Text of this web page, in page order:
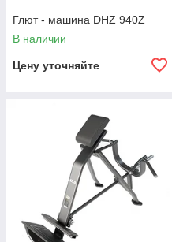
Глют - машина DHZ 940Z
В наличии
Цену уточняйте